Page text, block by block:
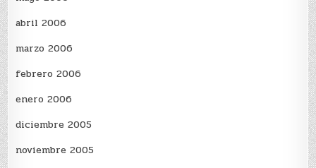
abril 2006
marzo 2006
febrero 2006
enero 2006
diciembre 2005
noviembre 2005